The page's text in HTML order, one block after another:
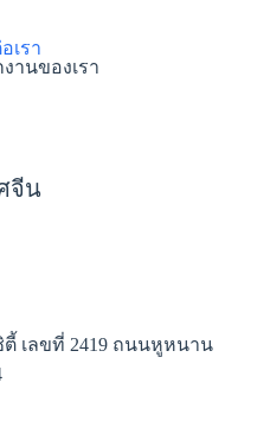
เรา
านของเรา
จีน
เลขที่ 2419 ถนนหูหนาน